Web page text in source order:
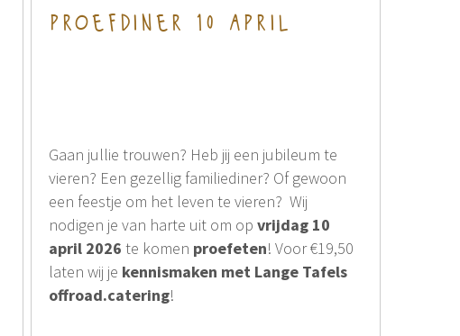
proefdiner 10 april
Gaan jullie trouwen? Heb jij een jubileum te
vieren? Een gezellig familiediner? Of gewoon
een feestje om het leven te vieren? Wij
nodigen je van harte uit om op vrijdag 10
april 2026 te komen proefeten! Voor €19,50
laten wij je kennismaken met Lange Tafels
offroad.catering!